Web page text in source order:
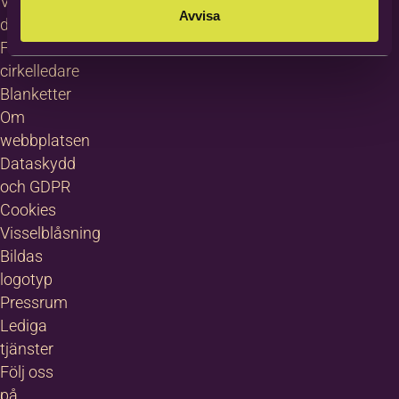
Avvisa
deltagare
För
cirkelledare
Blanketter
Om
webbplatsen
Dataskydd
och GDPR
Cookies
Visselblåsning
Bildas
logotyp
Pressrum
Lediga
tjänster
Följ oss
på